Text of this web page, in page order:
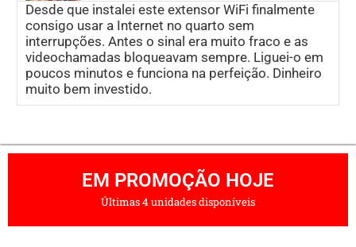
Desde que instalei este extensor WiFi finalmente
consigo usar a Internet no quarto sem
interrupções. Antes o sinal era muito fraco e as
videochamadas bloqueavam sempre. Liguei-o em
poucos minutos e funciona na perfeição. Dinheiro
muito bem investido.
EM PROMOÇÃO HOJE
Últimas 4 unidades disponíveis